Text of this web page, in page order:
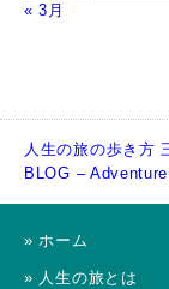
« 3月
人生の旅の歩き方
BLOG –
» ホーム
» 人生の旅とは